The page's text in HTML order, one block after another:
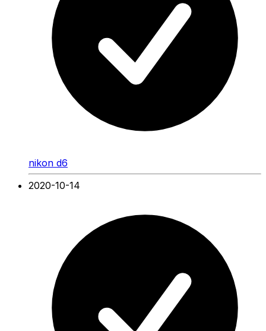
nikon d6
2020-10-14